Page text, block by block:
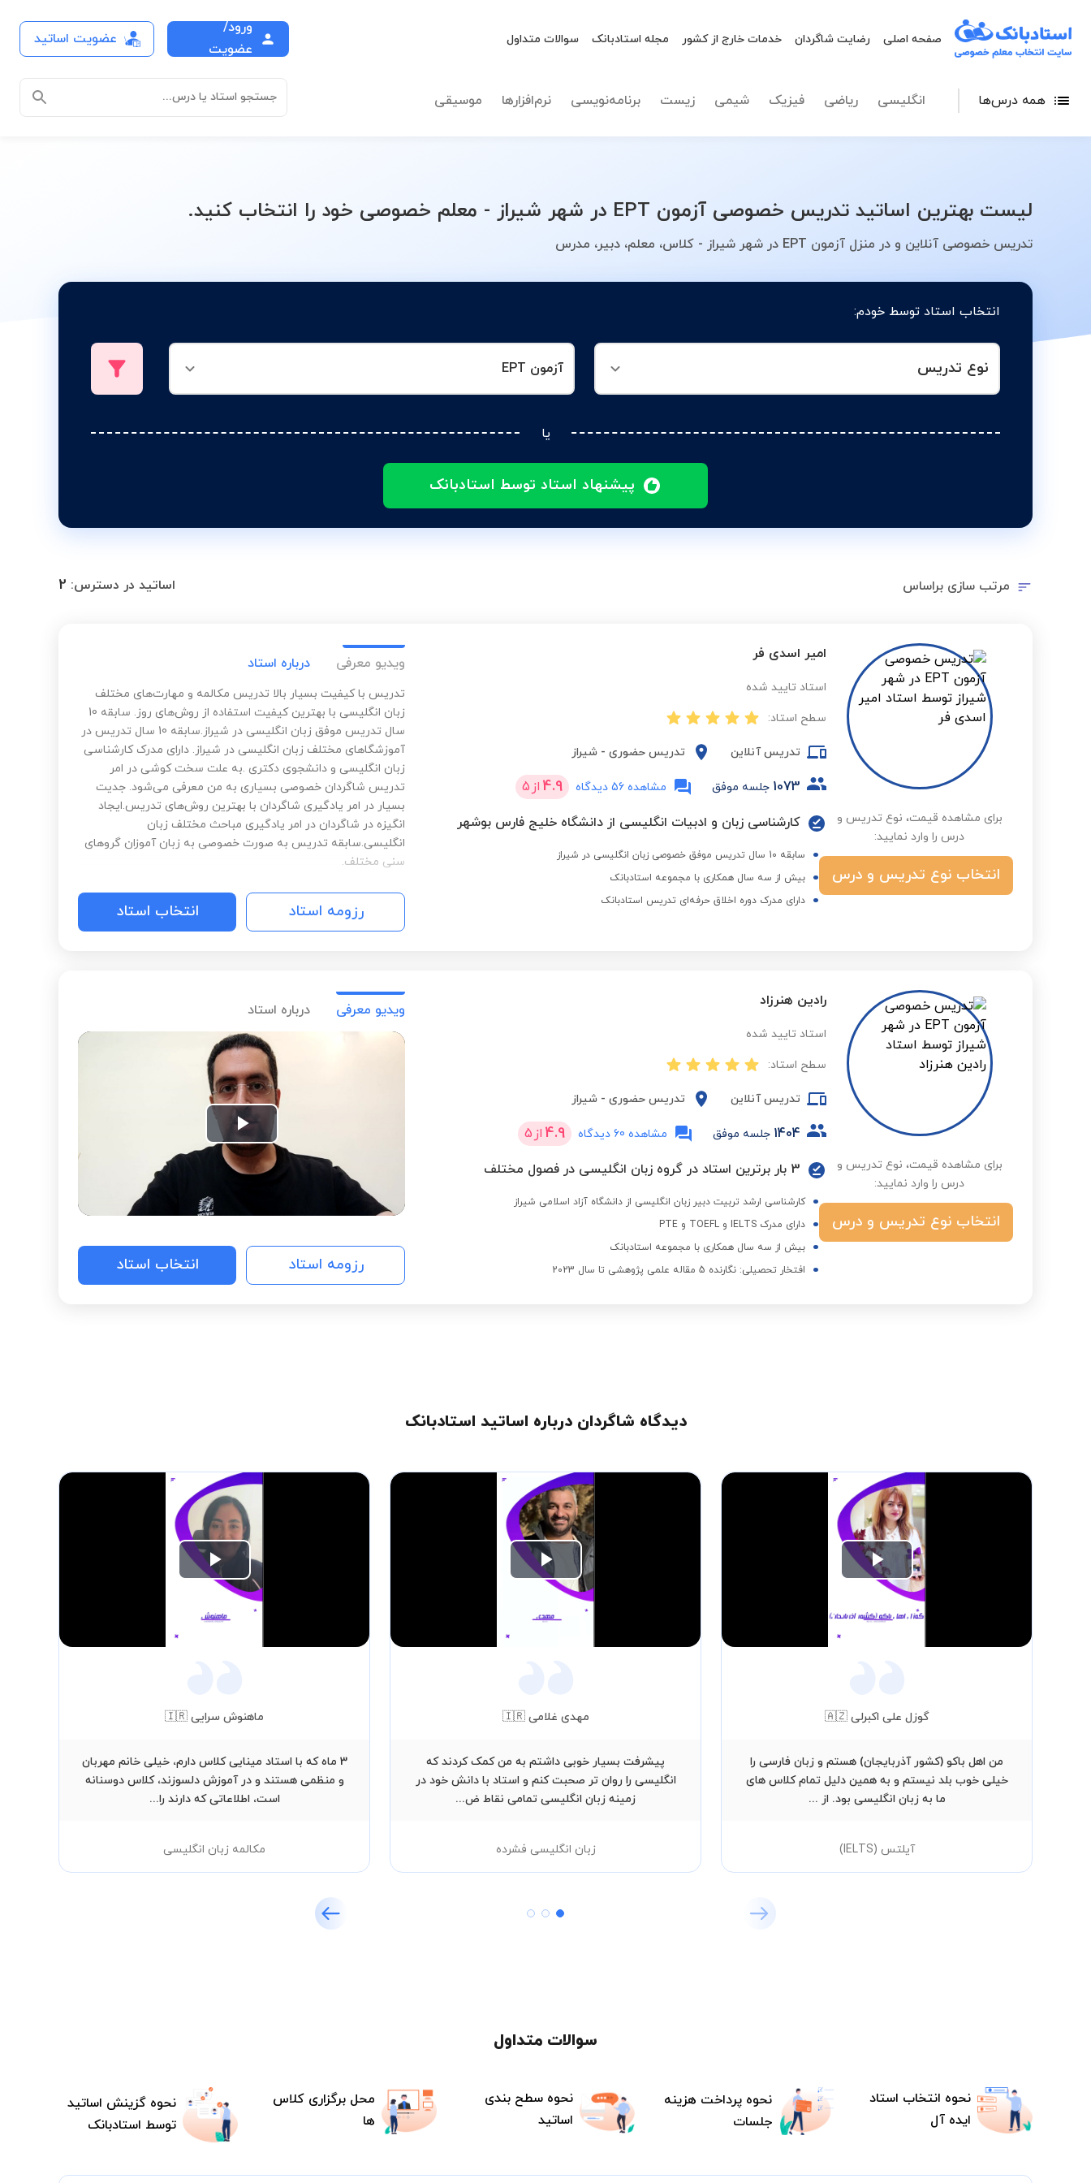
صفحه اصلی رضایت شاگردان خدمات خارج از کشور مجله استادبانک سوالات متداول
ورود/
عضویت
عضویت اساتید
همه درس‌ها انگلیسی ریاضی فیزیک شیمی زیست برنامه‌نویسی نرم‌افزارها موسیقی جستجو استاد یا درس...
لیست بهترین اساتید تدریس خصوصی آزمون EPT در شهر شیراز - معلم خصوصی خود را انتخاب کنید.
تدریس خصوصی آنلاین و در منزل آزمون EPT در شهر شیراز - کلاس، معلم، دبیر، مدرس
انتخاب استاد توسط خودم:
نوع تدریس آزمون EPT
یا
پیشنهاد استاد توسط استادبانک
نوع تدریس
مرتب سازی براساس اساتید در دسترس: 2
برای مشاهده قیمت، نوع تدریس و
درس را وارد نمایید:
انتخاب نوع تدریس و درس
امیر اسدی فر
استاد تایید شده
سطح استاد:
تدریس آنلاین تدریس حضوری - شیراز
1073 جلسه موفق مشاهده 56 دیدگاه 4.9 از 5
کارشناسی زبان و ادبیات انگلیسی از دانشگاه خلیج فارس بوشهر
سابقه 10 سال تدریس موفق خصوصی زبان انگلیسی در شیراز
بیش از سه سال همکاری با مجموعه استادبانک
دارای مدرک دوره اخلاق حرفه‌ای تدریس استادبانک
ویدیو معرفی درباره استاد
تدریس با کیفیت بسیار بالا تدریس مکالمه و مهارت‌های مختلف
زبان انگلیسی با بهترین کیفیت استفاده از روش‌های روز. سابقه 10
سال تدریس موفق زبان انگلیسی در شیراز.سابقه 10 سال تدریس در
آموزشگاهای مختلف زبان انگلیسی در شیراز‌. دارای مدرک کارشناسی
زبان انگلیسی و دانشجوی دکتری .به علت سخت کوشی در امر
تدریس شاگردان خصوصی بسیاری به من معرفی می‌شود. جدیت
بسیار در امر یادگیری شاگردان با بهترین روش‌های تدریس.ایجاد
انگیزه در شاگردان در امر یادگیری مباحث مختلف زبان
انگلیسی.سابقه تدریس به صورت خصوصی به زبان آموزان گروهای
سنی مختلف.
رزومه استاد انتخاب استاد
برای مشاهده قیمت، نوع تدریس و
درس را وارد نمایید:
انتخاب نوع تدریس و درس
رادین هنرزاد
استاد تایید شده
سطح استاد:
تدریس آنلاین تدریس حضوری - شیراز
1404 جلسه موفق مشاهده 60 دیدگاه 4.9 از 5
3 بار برترین استاد در گروه زبان انگلیسی در فصول مختلف
کارشناسی ارشد تربیت دبیر زبان انگلیسی از دانشگاه آزاد اسلامی شیراز
دارای مدرک IELTS و TOEFL و PTE
بیش از سه سال همکاری با مجموعه استادبانک
افتخار تحصیلی: نگارنده 5 مقاله علمی پژوهشی تا سال 2023
ویدیو معرفی درباره استاد
Play
Video
رزومه استاد انتخاب استاد
دیدگاه شاگردان درباره اساتید استادبانک
Play
Video
گوزل علی اکبرلی 🇦🇿
من اهل باکو (کشور آذربایجان) هستم و زبان فارسی را
خیلی خوب بلد نیستم و به همین دلیل تمام کلاس های
ما به زبان انگلیسی بود. از ...
آیلتس (IELTS)
Play
Video
مهدی غلامی 🇮🇷
پیشرفت بسیار خوبی داشتم به من کمک کردند که
انگلیسی را روان تر صحبت کنم و استاد با دانش خود در
زمینه زبان انگلیسی تمامی نقاط ض...
زبان انگلیسی فشرده
Play
Video
ماهنوش سرایی 🇮🇷
3 ماه که با استاد مینایی کلاس دارم، خیلی خانم مهربان
و منظمی هستند و در آموزش دلسوزند، کلاس دوسنانه
است، اطلاعاتی که دارند را...
مکالمه زبان انگلیسی
سوالات متداول
نحوه انتخاب استاد
ایده آل
نحوه پرداخت هزینه
جلسات
نحوه سطح بندی
اساتید
محل برگزاری کلاس
ها
نحوه گزینش اساتید
توسط استادبانک